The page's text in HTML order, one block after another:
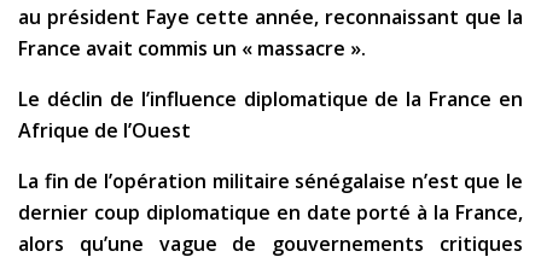
au président Faye cette année, reconnaissant que la
France avait commis un « massacre ».
Le déclin de l’influence diplomatique de la France en
Afrique de l’Ouest
La fin de l’opération militaire sénégalaise n’est que le
dernier coup diplomatique en date porté à la France,
alors qu’une vague de gouvernements critiques